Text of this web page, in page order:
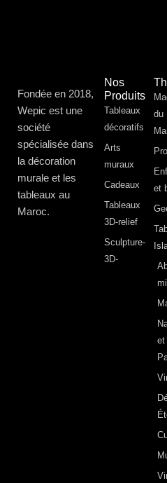
Fondée en 2018,
Wepic est une
société
spécialisée dans
la décoration
murale et les
tableaux au
Maroc.
Nos
Produits
Tableaux
décoratifs
Arts
muraux
Cadeaux
Tableaux
3D-relief
Sculpture-
3D-
du
et
et